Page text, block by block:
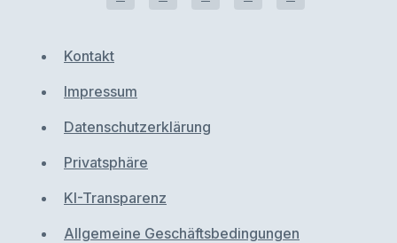
Kontakt
Impressum
Datenschutzerklärung
Privatsphäre
KI-Transparenz
Allgemeine Geschäftsbedingungen